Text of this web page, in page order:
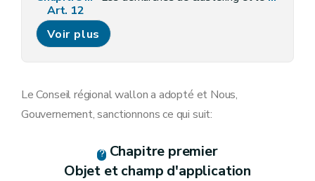
Art. 12
Art. 13
Art. 14
Chapitre IV Conditions d'octroi et de maintien, procédures de demande et d'octroi, modalités de liquidation, de contrôle et sanctions
Art. 17
Art. 18
Art. 19
Art. 23
Voir plus
Le Conseil régional wallon a adopté et Nous,
Gouvernement, sanctionnons ce qui suit:
Chapitre premier
Objet et champ d'application